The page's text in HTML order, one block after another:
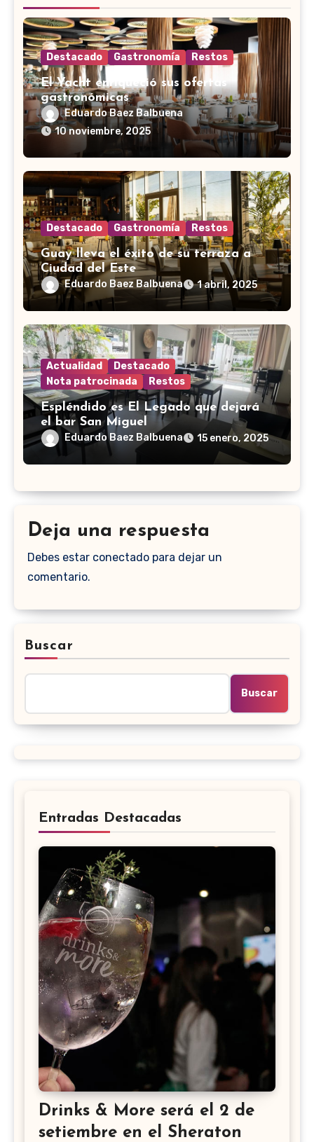
Destacado Gastronomía Restos
El Yacht enriqueció sus ofertas
gastronómicas
Eduardo Baez Balbuena
10 noviembre, 2025
Destacado Gastronomía Restos
Guay lleva el éxito de su terraza a
Ciudad del Este
Eduardo Baez Balbuena 1 abril, 2025
Actualidad
Destacado
Nota patrocinada
Restos
Espléndido es El Legado que dejará
el bar San Miguel
Eduardo Baez Balbuena 15 enero, 2025
Deja una respuesta
Debes estar conectado para dejar un
comentario.
Buscar
Buscar
Entradas Destacadas
Drinks & More será el 2 de
setiembre en el Sheraton